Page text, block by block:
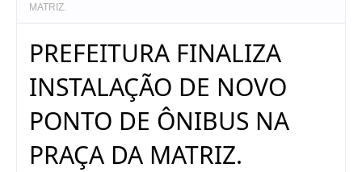
MATRIZ.
PREFEITURA FINALIZA
INSTALAÇÃO DE NOVO
PONTO DE ÔNIBUS NA
PRAÇA DA MATRIZ.